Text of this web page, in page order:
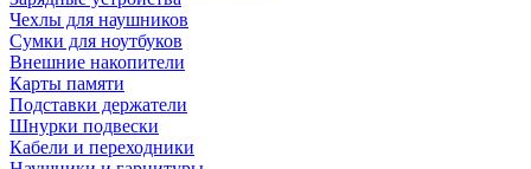
Чехлы для наушников
Сумки для ноутбуков
Внешние накопители
Карты памяти
Подставки держатели
Шнурки подвески
Кабели и переходники